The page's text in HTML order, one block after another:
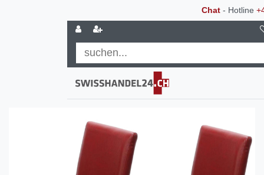
Chat- Hotline